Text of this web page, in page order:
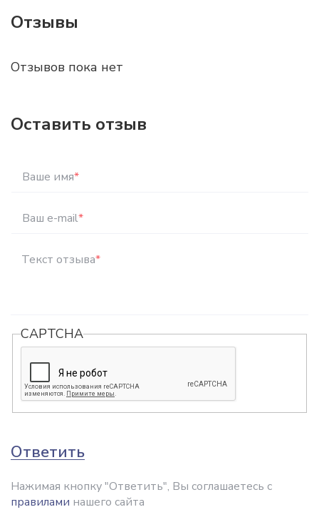
Отзывы
Отзывов пока нет
Оставить отзыв
Ваше имя*
Ваш e-mail*
Текст отзыва*
CAPTCHA
Ответить
Нажимая кнопку "Ответить", Вы соглашаетесь с
правилами нашего сайта